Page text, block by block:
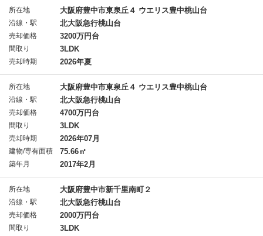
所在地 大阪府豊中市東泉丘４ ウエリス豊中桃山台
沿線・駅 北大阪急行桃山台
売却価格 3200万円台
間取り 3LDK
売却時期 2026年夏
所在地 大阪府豊中市東泉丘４ ウエリス豊中桃山台
沿線・駅 北大阪急行桃山台
売却価格 4700万円台
間取り 3LDK
売却時期 2026年07月
建物/専有面積 75.66㎡
築年月 2017年2月
所在地 大阪府豊中市新千里南町２
沿線・駅 北大阪急行桃山台
売却価格 2000万円台
間取り 3LDK